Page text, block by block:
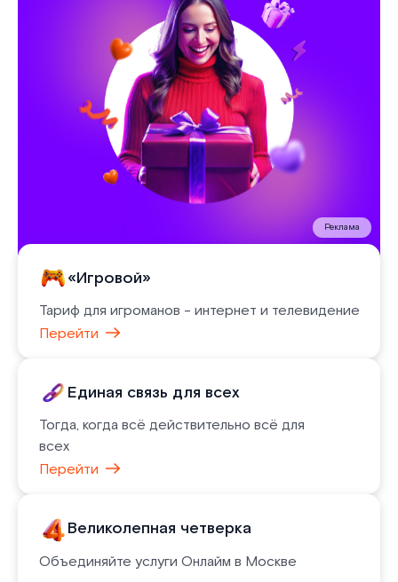
Реклама
«Игровой»
Тариф для игроманов - интернет и телевидение
Перейти
Единая связь для всех
Тогда, когда всё действительно всё для
всех
Перейти
Великолепная четверка
Объединяйте услуги Онлайм в Москве